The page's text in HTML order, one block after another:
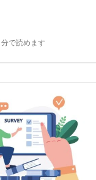
分で読めます